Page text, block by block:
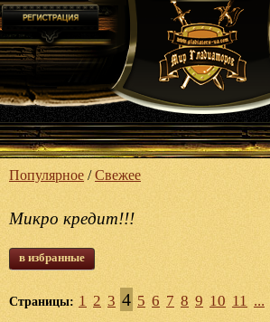
Популярное /Свежее
Микро кредит!!!
в избранные
Страницы: 1 2 3 4 5 6 7 8 9 10 11 ...